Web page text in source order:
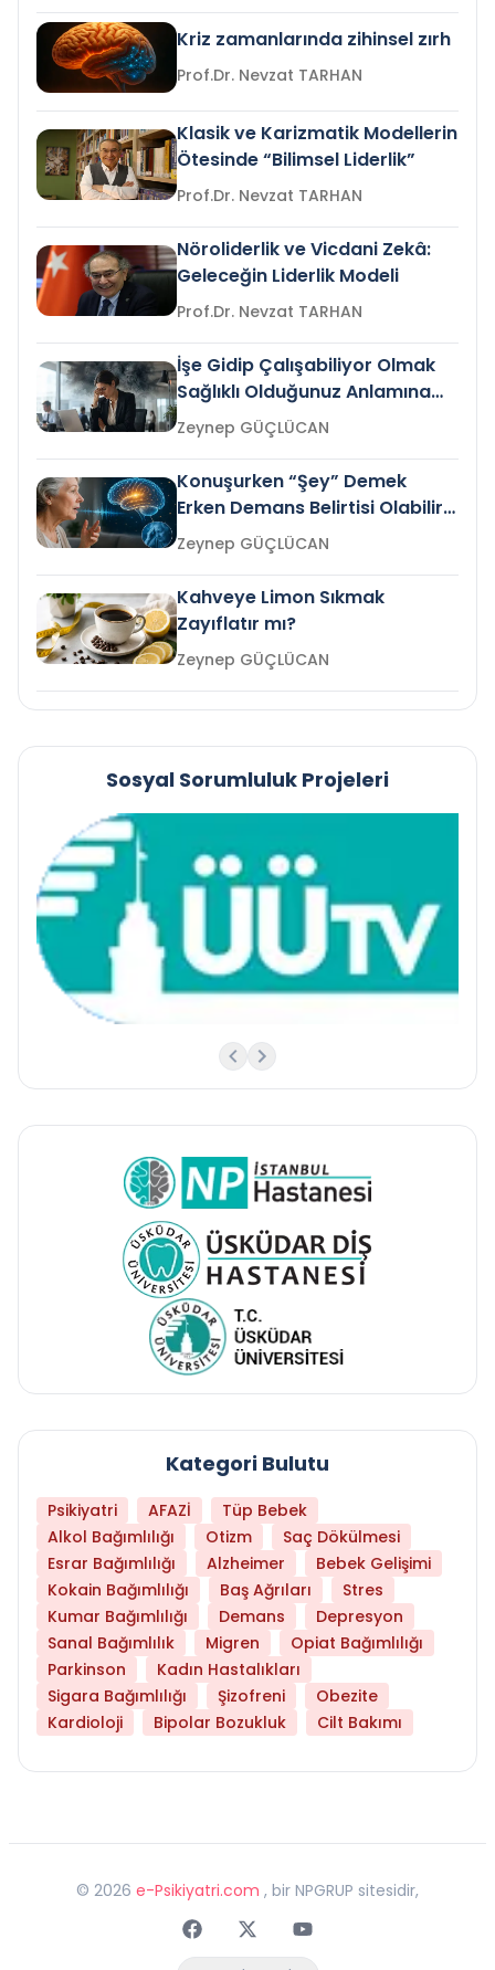
Kriz zamanlarında zihinsel zırh
Prof.Dr. Nevzat TARHAN
Klasik ve Karizmatik Modellerin
Ötesinde “Bilimsel Liderlik”
Prof.Dr. Nevzat TARHAN
Nöroliderlik ve Vicdani Zekâ:
Geleceğin Liderlik Modeli
Prof.Dr. Nevzat TARHAN
İşe Gidip Çalışabiliyor Olmak
Sağlıklı Olduğunuz Anlamına
Gelir mi?Zeynep GÜÇLÜCAN
Konuşurken “Şey” Demek
Erken Demans Belirtisi Olabilir
mi?
Zeynep GÜÇLÜCAN
Kahveye Limon Sıkmak
Zayıflatır mı?
Zeynep GÜÇLÜCAN
Sosyal Sorumluluk Projeleri
Kategori Bulutu
Psikiyatri AFAZİ
Tüp Bebek
Alkol Bağımlılığı
Otizm
Saç Dökülmesi
Esrar Bağımlılığı
Alzheimer
Bebek Gelişimi
Kokain Bağımlılığı
Baş Ağrıları
Stres
Kumar Bağımlılığı
Demans
Depresyon
Sanal Bağımlılık
Migren
Opiat Bağımlılığı
Parkinson
Kadın Hastalıkları
Sigara Bağımlılığı
Şizofreni
Obezite
Kardioloji
Bipolar Bozukluk Cilt Bakımı
© 2026 e-Psikiyatri.com , bir NPGRUP sitesidir,
FaceebokTwitterYoutube